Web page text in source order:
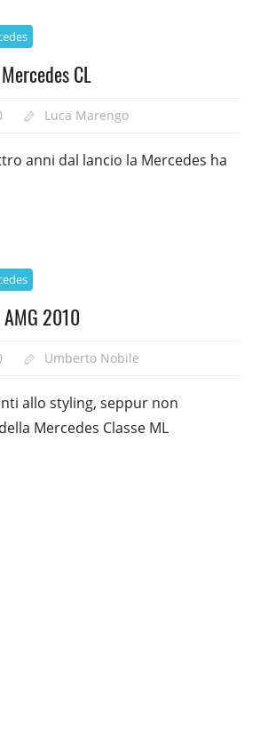
CL
Luca Marengo
anni dal lancio la Mercedes ha
2010
Umberto Nobile
allo styling, seppur non
Mercedes Classe ML